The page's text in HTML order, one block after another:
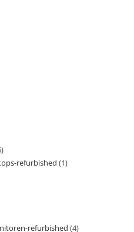
refurbished 1
refurbished 4